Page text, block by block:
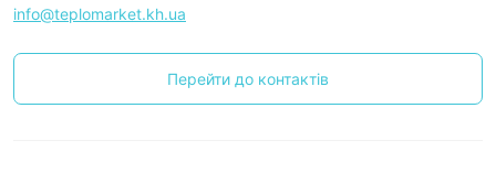
info@teplomarket.kh.ua
Перейти до контактів